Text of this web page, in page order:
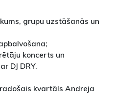
grupu uzstāšanās un
koncerts un
DJ DRY.
kvartāls Andreja